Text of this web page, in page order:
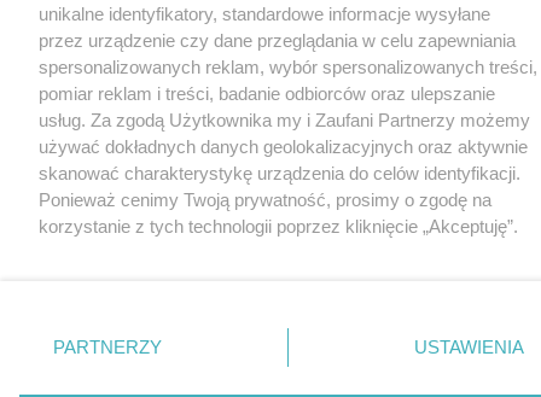
unikalne identyfikatory, standardowe informacje wysyłane
przez urządzenie czy dane przeglądania w celu zapewniania
spersonalizowanych reklam, wybór spersonalizowanych treści,
pomiar reklam i treści, badanie odbiorców oraz ulepszanie
usług. Za zgodą Użytkownika my i Zaufani Partnerzy możemy
używać dokładnych danych geolokalizacyjnych oraz aktywnie
skanować charakterystykę urządzenia do celów identyfikacji.
Ponieważ cenimy Twoją prywatność, prosimy o zgodę na
korzystanie z tych technologii poprzez kliknięcie „Akceptuję”.
nie wymagają zgody użytkownika, ale masz prawo sprzeciwić
się takiemu przetwarzaniu. Preferencje będą miały
PARTNERZY USTAWIENIA